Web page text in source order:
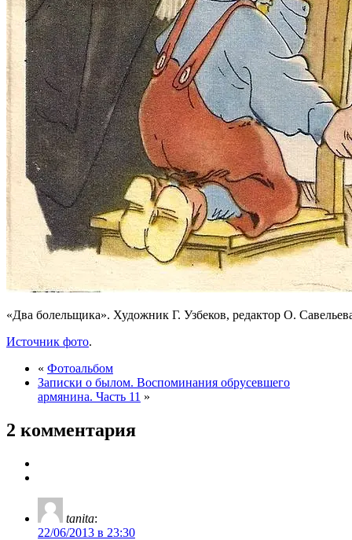
«Два болельщика». Художник Г. Узбеков, редактор О.
Источник фото.
« Фотоальбом
Записки о былом. Воспоминания обрусевшего
армянина. Часть 11 »
2 комментария
tanita:
22/06/2013 в 23:30